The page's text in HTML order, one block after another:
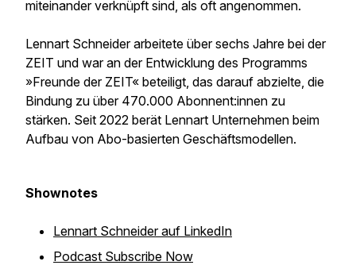
miteinander verknüpft sind, als oft angenommen.
Lennart Schneider arbeitete über sechs Jahre bei der
ZEIT und war an der Entwicklung des Programms
»Freunde der ZEIT« beteiligt, das darauf abzielte, die
Bindung zu über 470.000 Abonnent:innen zu
stärken. Seit 2022 berät Lennart Unternehmen beim
Aufbau von Abo-basierten Geschäftsmodellen.
Shownotes
Lennart Schneider auf LinkedIn
Podcast Subscribe Now